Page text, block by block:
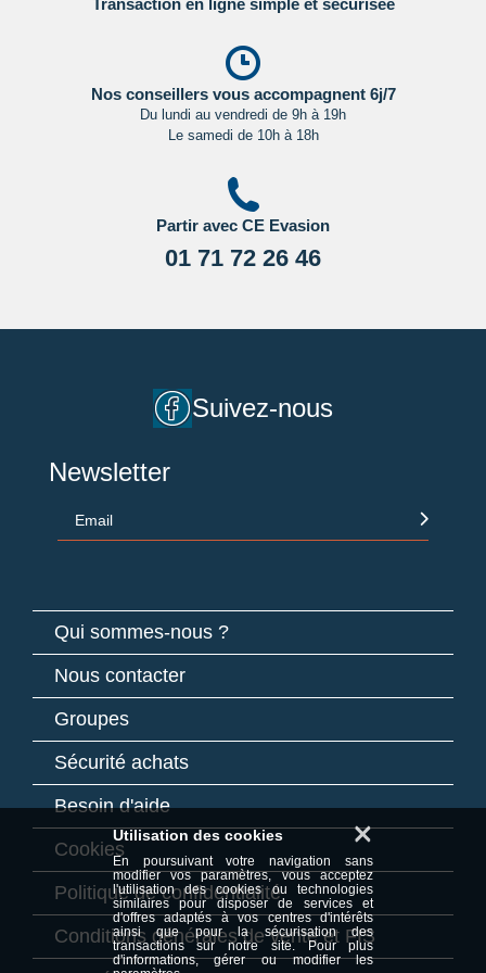
Transaction en ligne simple et sécurisée
Nos conseillers vous accompagnent 6j/7
Du lundi au vendredi de 9h à 19h
Le samedi de 10h à 18h
Partir avec CE Evasion
01 71 72 26 46
Suivez-nous
Newsletter
Email
Qui sommes-nous ?
Nous contacter
Groupes
Sécurité achats
Besoin d'aide
Cookies
Politique de confidentialité
Conditions générales de vente et FIS
×
Utilisation des cookies
En poursuivant votre navigation sans
modifier vos paramètres, vous acceptez
l'utilisation des cookies ou technologies
similaires pour disposer de services et
d'offres adaptés à vos centres d'intérêts
ainsi que pour la sécurisation des
transactions sur notre site. Pour plus
d'informations, gérer ou modifier les